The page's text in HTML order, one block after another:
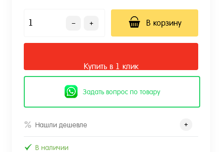
В корзину
Купить в 1 клик
Задать вопрос по товару
Нашли дешевле
В наличии